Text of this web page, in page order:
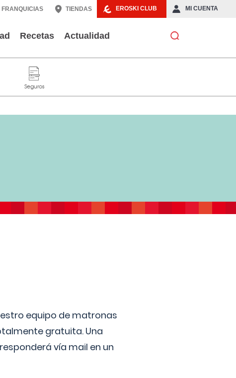
EROSKI CLUB MI CUENTA
FRANQUICIAS TIENDAS
Recetas Actualidad
equipo de matronas
gratuita. Una
vía mail en un